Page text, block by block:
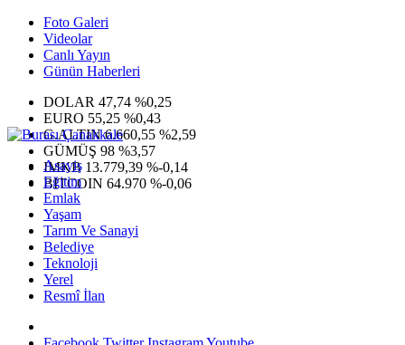
Foto Galeri
Videolar
Canlı Yayın
Günün Haberleri
DOLAR 47,74 %0,25
EURO 55,25 %0,43
G.ALTIN6.660,55 %2,59
GÜMÜŞ 98 %3,57
IMKB 13.779,39 %-0,14
BITCOIN 64.970 %-0,06
Asayiş
Eğitim
Emlak
Yaşam
Tarım Ve Sanayi
Belediye
Teknoloji
Yerel
Resmî İlan